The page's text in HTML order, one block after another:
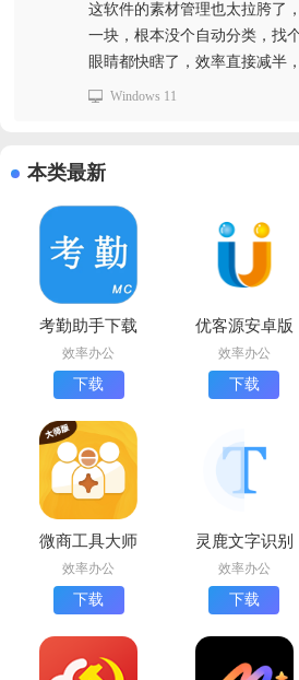
这软件的素材管理也太拉胯了
一块，根本没个自动分类，找
眼睛都快瞎了，效率直接减半
Windows 11
本类最新
考勤助手下载
官方版
效率办公
下载
优客源安卓版
下载
效率办公
下载
微商工具大师
app手机版
效率办公
下载
灵鹿文字识别
最新版下载
效率办公
下载